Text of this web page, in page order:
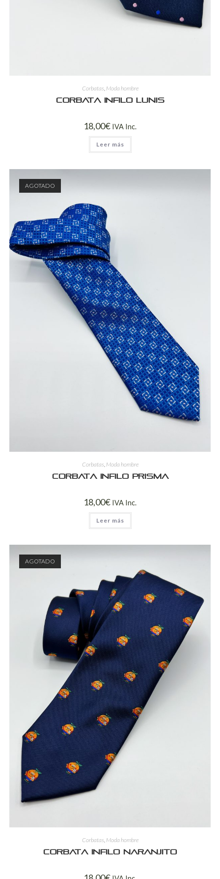
Corbatas, Moda hombre
Corbata Infilo Lunis
18,00€ IVA Inc.
Leer más
AGOTADO
Corbatas Moda hombre
Corbata Infilo Prisma
18,00€ IVA Inc.
Leer más
AGOTADO
Corbatas, Moda hombre
Corbata Infilo Naranjito